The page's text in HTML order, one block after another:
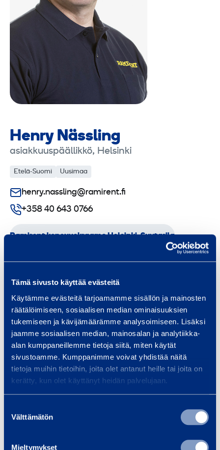
Tämä sivusto käyttää evästeitä
Käytämme evästeitä tarjoamamme sisällön ja mainosten
räätälöimiseen, sosiaalisen median ominaisuuksien
tukemiseen ja kävijämäärämme analysoimiseen. Lisäksi
jaamme sosiaalisen median, mainosalan ja analytiikka-
alan kumppaneillemme tietoja siitä, miten käytät
sivustoamme. Kumppanimme voivat yhdistää näitä
tietoja muihin tietoihin, joita olet antanut heille tai joita on
kerätty, kun olet käyttänyt heidän palvelujaan.
valinta
Välttämätön
Mieltymykset
Henry Nässling
asiakkuuspäällikkö, Helsinki
Etelä-Suomi Uusimaa
henry.nassling@ramirent.fi
+358 40 643 0766
Ramirent konevuokraamo Helsinki, Suutarila
Kuljetus Puhdistus Rakentaminen RamiTurva
Talotekniikka Tankkaus RamiFleet Kiinteistöhuolto
Kuljetus ja logistiikka
Tuotteet